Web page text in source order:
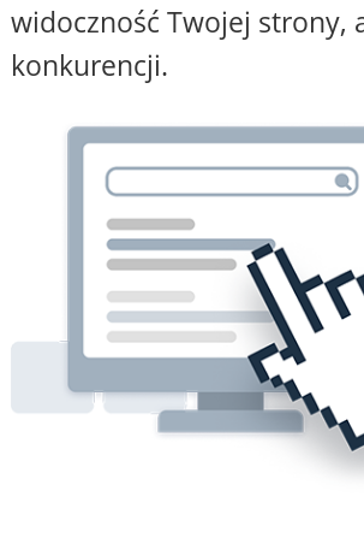
widoczność Twojej strony,
konkurencji.